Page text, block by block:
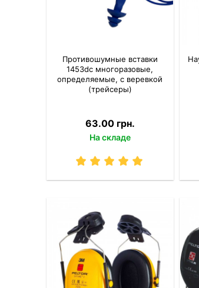
Противошумные вставки
1453dc многоразовые,
определяемые, с веревкой
(трейсеры)
63.00 грн.
На складе